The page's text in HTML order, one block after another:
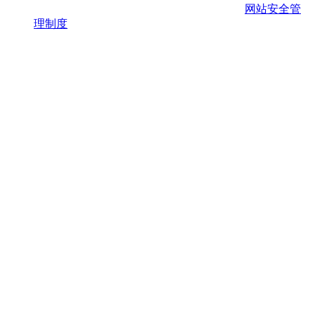
网站安全管
理制度